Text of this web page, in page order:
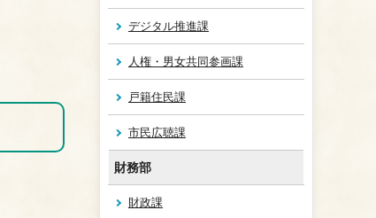
デジタル推進課
人権・男女共同参画課
戸籍住民課
市民広聴課
財務部
財政課